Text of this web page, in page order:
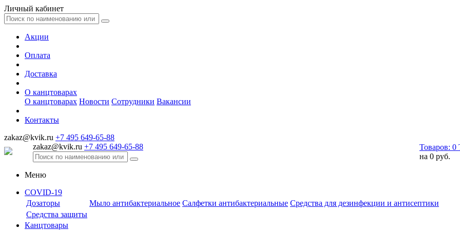
Личный кабинет
Акции
Оплата
Доставка
О канцтоварах
О канцтоварах Новости Сотрудники Вакансии
Контакты
zakaz@kvik.ru +7 495 649-65-88
zakaz@kvik.ru +7 495 649-65-88 Товаров: 0
на 0 руб.
Меню
COVID-19
Дозаторы
Мыло антибактериальное Салфетки антибактериальные Средства для дезинфекции и антисептики
Средства защиты
Канцтовары